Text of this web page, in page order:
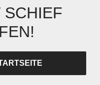
SCHIEF